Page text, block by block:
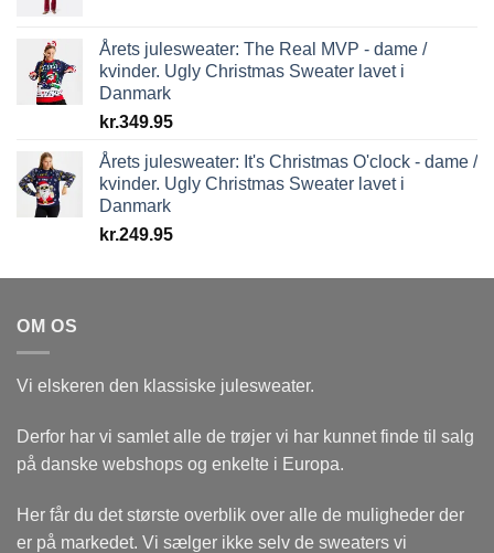
Årets julesweater: The Real MVP - dame /
kvinder. Ugly Christmas Sweater lavet i
Danmark
kr.349.95
Årets julesweater: It's Christmas O'clock - dame /
kvinder. Ugly Christmas Sweater lavet i
Danmark
kr.249.95
OM OS
Vi elskeren den klassiske julesweater.
Derfor har vi samlet alle de trøjer vi har kunnet finde til salg
på danske webshops og enkelte i Europa.
Her får du det største overblik over alle de muligheder der
er på markedet. Vi sælger ikke selv de sweaters vi